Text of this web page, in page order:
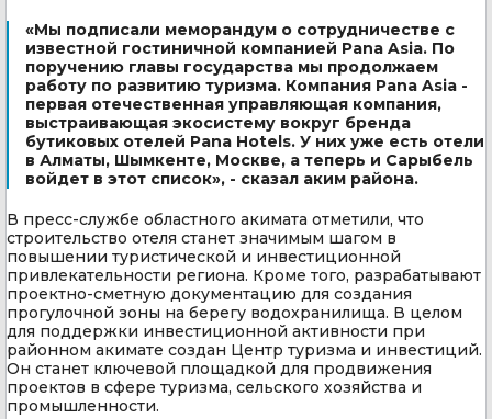
«Мы подписали меморандум о сотрудничестве с
известной гостиничной компанией Pana Asia. По
поручению главы государства мы продолжаем
работу по развитию туризма. Компания Pana Asia -
первая отечественная управляющая компания,
выстраивающая экосистему вокруг бренда
бутиковых отелей Pana Hotels. У них уже есть отели
в Алматы, Шымкенте, Москве, а теперь и Сарыбель
войдет в этот список», - сказал аким района.
В пресс-службе областного акимата отметили, что
строительство отеля станет значимым шагом в
повышении туристической и инвестиционной
привлекательности региона. Кроме того, разрабатывают
проектно-сметную документацию для создания
прогулочной зоны на берегу водохранилища. В целом
для поддержки инвестиционной активности при
районном акимате создан Центр туризма и инвестиций.
Он станет ключевой площадкой для продвижения
проектов в сфере туризма, сельского хозяйства и
промышленности.